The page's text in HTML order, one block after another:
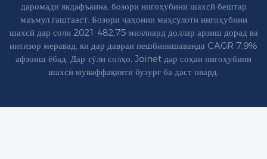
даромади якдафъаина, бозори нигоҳубини шахсӣ бештар
маъмул гаштааст. Бозори ҷаҳонии маҳсулоти нигоҳубини
шахсӣ дар соли 2021 482,75 миллиард доллар арзиш дорад ва
интизор меравад, ки дар давраи пешбинишаванда CAGR 7,9%
афзоиш ёбад. Дар тӯли солҳо, Joinet дар соҳаи нигоҳубини
шахсӣ муваффақияти бузург ба даст овард.